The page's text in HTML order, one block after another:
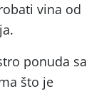
vina od
ponuda sa
što je